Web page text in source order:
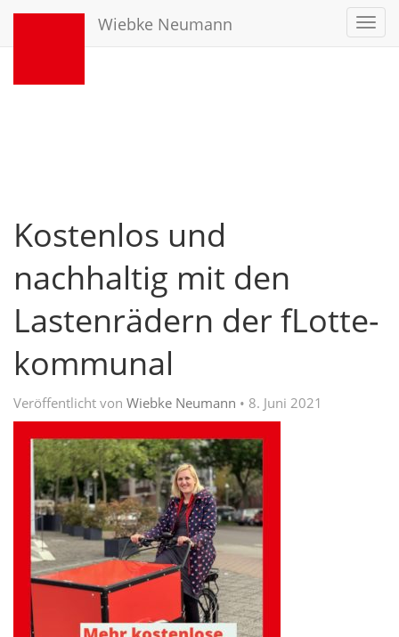
Wiebke Neumann
Kostenlos und
nachhaltig mit den
Lastenrädern der fLotte-
kommunal
Veröffentlicht von Wiebke Neumann • 8. Juni 2021